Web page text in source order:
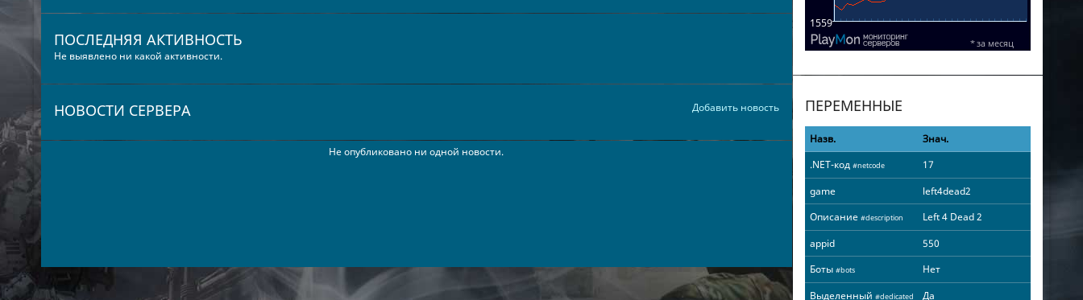
ПОСЛЕДНЯЯ АКТИВНОСТЬ
Не выявлено ни какой активности.
Добавить новость
НОВОСТИ СЕРВЕРА
Не опубликовано ни одной новости.
ПЕРЕМЕННЫЕ
Назв.
Знач.
.NET-код #netcode
17
game
left4dead2
Описание #description
Left 4 Dead 2
appid
550
Боты #bots
Нет
Выделенный #dedicated
Да